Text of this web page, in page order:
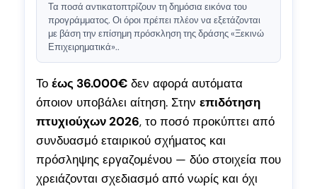
Τα ποσά αντικατοπτρίζουν τη δημόσια εικόνα του
προγράμματος. Οι όροι πρέπει πλέον να εξετάζονται
με βάση την επίσημη πρόσκληση της δράσης «Ξεκινώ
Επιχειρηματικά»..
Το έως 36.000€ δεν αφορά αυτόματα
όποιον υποβάλει αίτηση. Στην επιδότηση
πτυχιούχων 2026, το ποσό προκύπτει από
συνδυασμό εταιρικού σχήματος και
πρόσληψης εργαζομένου — δύο στοιχεία που
χρειάζονται σχεδιασμό από νωρίς και όχι